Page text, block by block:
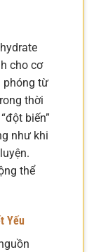
cho cơ
phóng từ
thời
biến”
như khi
thể
Yếu